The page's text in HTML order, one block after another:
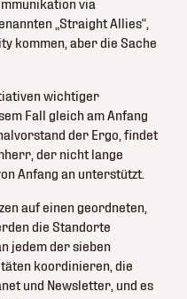
via
„Straight Allies“,
kommen, aber die Sache
wichtiger
Fall gleich am Anfang
der Ergo, findet
der nicht lange
Anfang an unterstützt.
auf einen geordneten,
die Standorte
jedem der sieben
koordinieren, die
und Newsletter, und es